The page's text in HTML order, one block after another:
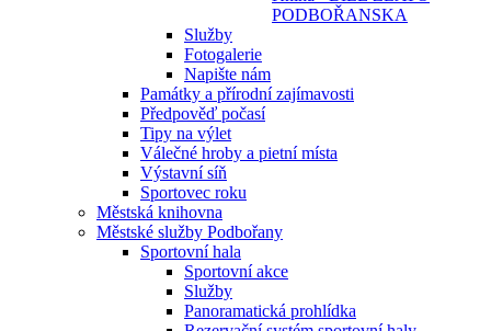
PODBOŘANSKA
Služby
Fotogalerie
Napište nám
Památky a přírodní zajímavosti
Předpověď počasí
Tipy na výlet
Válečné hroby a pietní místa
Výstavní síň
Sportovec roku
Městská knihovna
Městské služby Podbořany
Sportovní hala
Sportovní akce
Služby
Panoramatická prohlídka